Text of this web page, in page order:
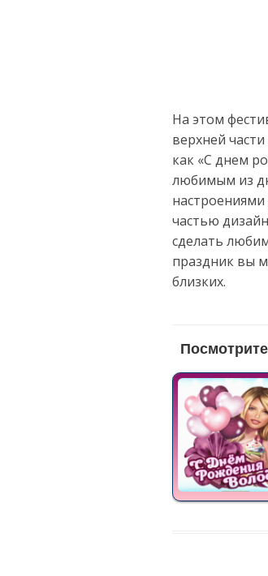
На этом
верхней
как «С днем
любимым из
частью
сделать
праздник вы
близких.